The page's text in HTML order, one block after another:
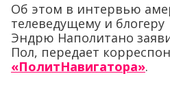
Об этом в интервью
телеведущему и блогеру
Эндрю Наполитано
Пол, передает
«ПолитНавигатора».